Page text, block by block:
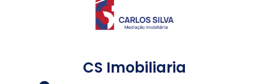
CS Imobiliaria